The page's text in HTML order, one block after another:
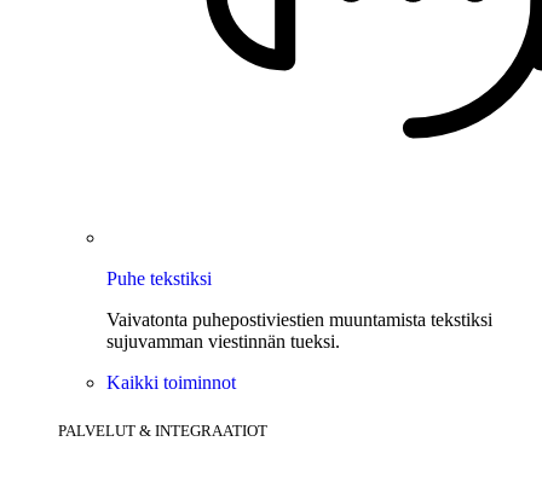
Puhe tekstiksi
Vaivatonta puhepostiviestien muuntamista tekstiksi
sujuvamman viestinnän tueksi.
Kaikki toiminnot
PALVELUT & INTEGRAATIOT